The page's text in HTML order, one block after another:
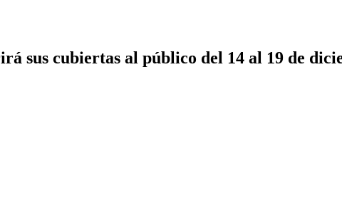
sus cubiertas al público del 14 al 19 de